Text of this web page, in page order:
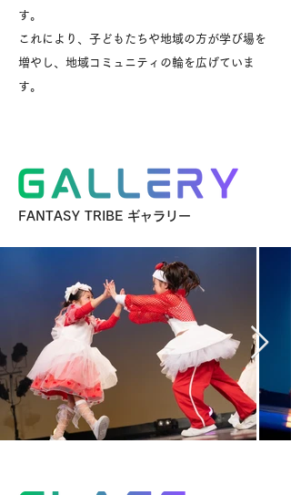
す。
これにより、子どもたちや地域の方が学び場を
増やし、地域コミュニティの輪を広げていま
す。
FANTASY TRIBE ギャラリー